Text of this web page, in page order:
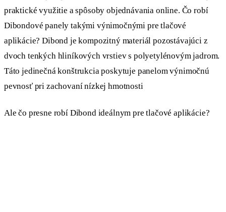
praktické využitie a spôsoby objednávania online. Čo robí
Dibondové panely takými výnimočnými pre tlačové
aplikácie? Dibond je kompozitný materiál pozostávajúci z
dvoch tenkých hliníkových vrstiev s polyetylénovým jadrom.
Táto jedinečná konštrukcia poskytuje panelom výnimočnú
pevnosť pri zachovaní nízkej hmotnosti
Ale čo presne robí Dibond ideálnym pre tlačové aplikácie?